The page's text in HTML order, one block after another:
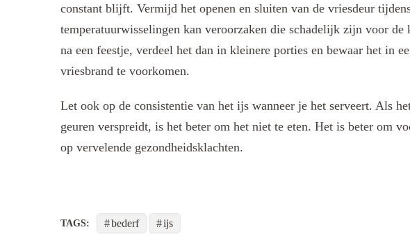
constant blijft. Vermijd het openen en sluiten van de vriesdeur
temperatuurwisselingen kan veroorzaken die schadelijk zijn voor
na een feestje, verdeel het dan in kleinere porties en bewaar het in
vriesbrand te voorkomen.
Let ook op de consistentie van het ijs wanneer je het serveert. Als
geuren verspreidt, is het beter om het niet te eten. Het is beter om
op vervelende gezondheidsklachten.
TAGS: bederf ijs